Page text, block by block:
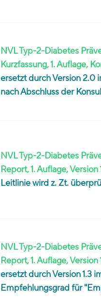
NVL Typ-2-Diabetes
Kurzfassung, 1. Auflage,
ersetzt durch Version
nach Abschluss der
NVL Typ-2-Diabetes
Report, 1. Auflage, Version
Leitlinie wird z. Zt.
NVL Typ-2-Diabetes
Report, 1. Auflage, Version
ersetzt durch Version 1.3
Empfehlungsgrad für